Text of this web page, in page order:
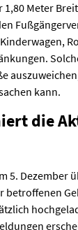
Meter
kann.
die
5. Dezember
betroffenen